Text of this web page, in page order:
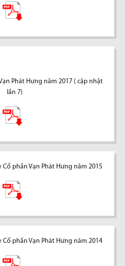
Phát Hưng năm 2017 ( cập nhật
lần 7)
phần Vạn Phát Hưng năm 2015
phần Vạn Phát Hưng năm 2014